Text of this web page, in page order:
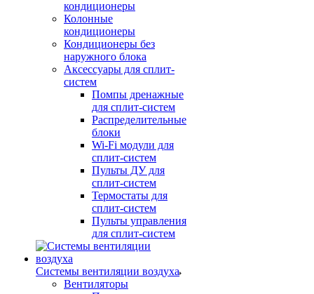
кондиционеры
Колонные
кондиционеры
Кондиционеры без
наружного блока
Аксессуары для сплит-
систем
Помпы дренажные
для сплит-систем
Распределительные
блоки
Wi-Fi модули для
сплит-систем
Пульты ДУ для
сплит-систем
Термостаты для
сплит-систем
Пульты управления
для сплит-систем
Системы вентиляции воздуха
Вентиляторы